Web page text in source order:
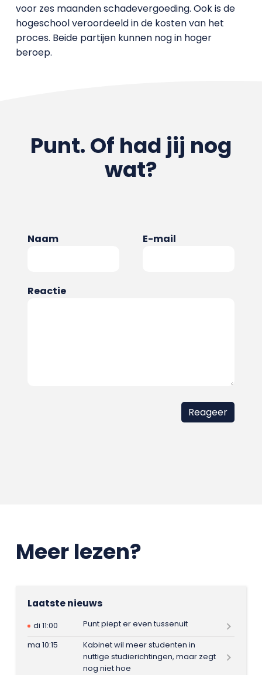
voor zes maanden schadevergoeding. Ook is de
hogeschool veroordeeld in de kosten van het
proces. Beide partijen kunnen nog in hoger
beroep.
Punt. Of had jij nog
wat?
Naam E-mail
Reactie
Meer lezen?
Laatste nieuws
di 11:00
Punt piept er even tussenuit
ma 10:15
Kabinet wil meer studenten in
nuttige studierichtingen, maar zegt
nog niet hoe